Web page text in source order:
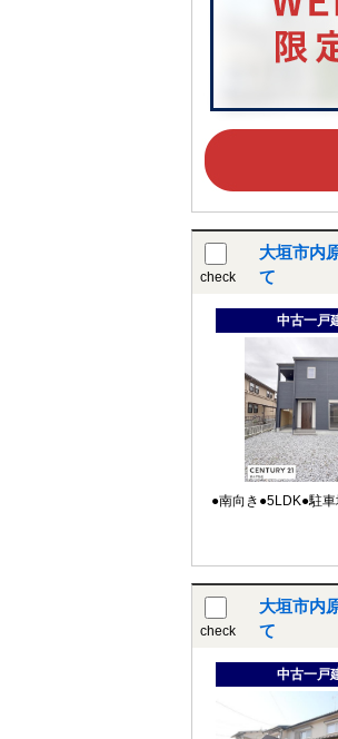
check
大垣市内
て
中古一戸
●南向き●5LDK●駐
check
大垣市内
て
中古一戸